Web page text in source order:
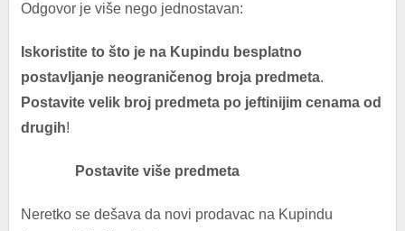
Odgovor je više nego jednostavan:
Iskoristite to što je na Kupindu besplatno
postavljanje neograničenog broja predmeta.
Postavite velik broj predmeta po jeftinijim cenama od
drugih!
Postavite više predmeta
Neretko se dešava da novi prodavac na Kupindu